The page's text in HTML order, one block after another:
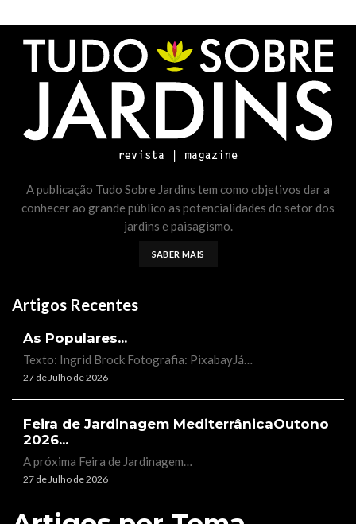
A publicação Tudo Sobre Jardins tem como objetivos dar a
conhecer ao grande público as potencialidades do setor dos
jardins e paisagismo.
SABER MAIS
Artigos Recentes
As Populares...
Texto: Ingrid Brock Fotografia: PixabayJá…
27 de Julho de 2026
Feira de Jardinagem MediterrânicaOutono
2026...
A próxima Feira de Jardinagem…
27 de Julho de 2026